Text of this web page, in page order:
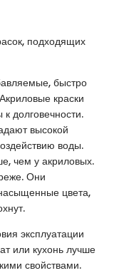
подходящих
быстро
краски
долговечности.
высокой
воды.
чем у акриловых.
Они
цвета,
эксплуатации
или кухонь лучше
свойствами.